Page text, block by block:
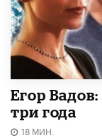
Егор
три года
18 МИН.